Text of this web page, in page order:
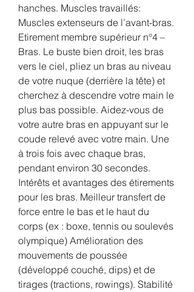
hanches. Muscles travaillés:
Muscles extenseurs de l’avant-bras.
Etirement membre supérieur n°4 –
Bras. Le buste bien droit, les bras
vers le ciel, pliez un bras au niveau
de votre nuque (derrière la tête) et
cherchez à descendre votre main le
plus bas possible. Aidez-vous de
votre autre bras en appuyant sur le
coude relevé avec votre main. Une
à trois fois avec chaque bras,
pendant environ 30 secondes.
Intérêts et avantages des étirements
pour les bras. Meilleur transfert de
force entre le bas et le haut du
corps (ex : boxe, tennis ou soulevés
olympique) Amélioration des
mouvements de poussée
(développé couché, dips) et de
tirages (tractions, rowings). Stabilité